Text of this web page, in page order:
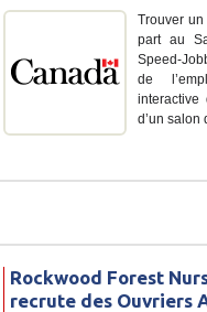
Trouver
part au
Speed-
de
interactive
d’un salon
Rockwood Forest
recrute des Ouvriers